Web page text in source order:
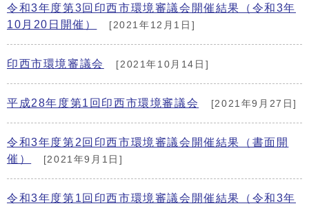
令和3年度第3回印西市環境審議会開催結果（令和3年
10月20日開催）
[2021年12月1日]
印西市環境審議会 [2021年10月14日]
平成28年度第1回印西市環境審議会 [2021年9月27日]
令和3年度第2回印西市環境審議会開催結果（書面開
催）
[2021年9月1日]
令和3年度第1回印西市環境審議会開催結果（令和3年